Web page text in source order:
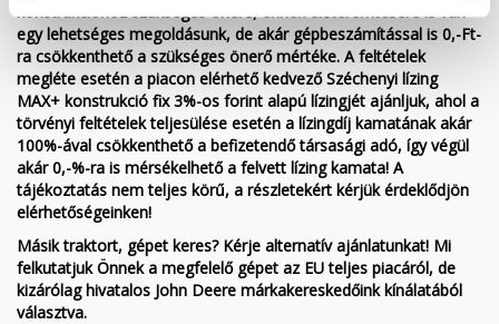
konstrukcióhoz szükséges önerő, ennek előteremtésére is van
egy lehetséges megoldásunk, de akár gépbeszámítással is 0,-Ft-
ra csökkenthető a szükséges önerő mértéke. A feltételek
megléte esetén a piacon elérhető kedvező Széchenyi lízing
MAX+ konstrukció fix 3%-os forint alapú lízingjét ajánljuk, ahol a
törvényi feltételek teljesülése esetén a lízingdíj kamatának akár
100%-ával csökkenthető a befizetendő társasági adó, így végül
akár 0,-%-ra is mérsékelhető a felvett lízing kamata! A
tájékoztatás nem teljes körű, a részletekért kérjük érdeklődjön
elérhetőségeinken!
Másik traktort, gépet keres? Kérje alternatív ajánlatunkat! Mi
felkutatjuk Önnek a megfelelő gépet az EU teljes piacáról, de
kizárólag hivatalos John Deere márkakereskedőink kínálatából
választva.